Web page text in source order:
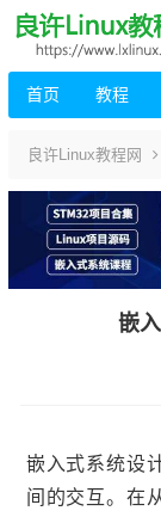
首页 教程
良许Linux教程网
嵌
嵌入式系统设
间的交互。在